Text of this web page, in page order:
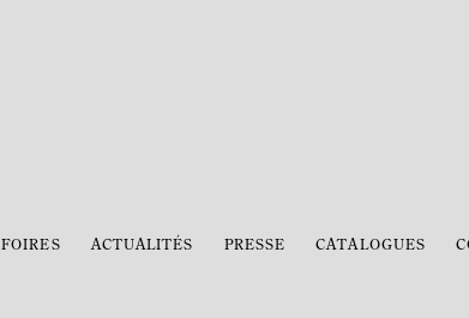
FOIRES ACTUALITÉS PRESSE CATALOGUES